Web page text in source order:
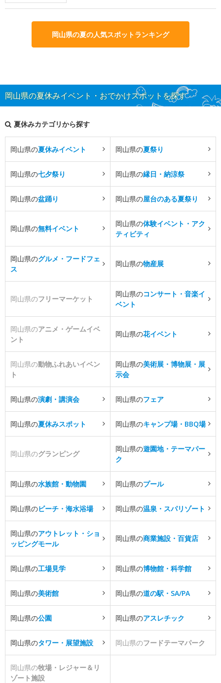
岡山県の夏の人気スポットランキング
岡山県の夏休みイベント・おでかけスポットを探す
夏休みカテゴリから探す
岡山県の夏休みイベント 岡山県の夏祭り
岡山県の七夕祭り 岡山県の縁日・納涼祭
岡山県の盆踊り 岡山県の屋台のある夏祭り
岡山県の無料イベント
岡山県の体験イベント・アク
ティビティ
岡山県のグルメ・フードフェ
ス
岡山県の物産展
岡山県のフリーマーケット
岡山県のコンサート・音楽イ
ベント
岡山県のアニメ・ゲームイベ
ント
岡山県の花イベント
岡山県の動物ふれあいイベン
ト
岡山県の美術展・博物展・展
示会
岡山県の演劇・講演会 岡山県のフェア
岡山県の夏休みスポット 岡山県のキャンプ場・BBQ場
岡山県のグランピング
岡山県の遊園地・テーマパー
ク
岡山県の水族館・動物園 岡山県のプール
岡山県のビーチ・海水浴場 岡山県の温泉・スパリゾート
岡山県のアウトレット・ショ
ッピングモール
岡山県の商業施設・百貨店
岡山県の工場見学 岡山県の博物館・科学館
岡山県の美術館 岡山県の道の駅・SA/PA
岡山県の公園 岡山県のアスレチック
岡山県のタワー・展望施設 岡山県のフードテーマパーク
岡山県の牧場・レジャー＆リ
ゾート施設